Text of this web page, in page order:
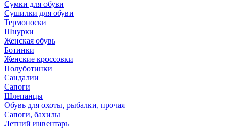
Сумки для обуви
Сушилки для обуви
Термоноски
Шнурки
Женская обувь
Ботинки
Женские кроссовки
Полуботинки
Сандалии
Сапоги
Шлепанцы
Обувь для охоты, рыбалки, прочая
Сапоги, бахилы
Летний инвентарь